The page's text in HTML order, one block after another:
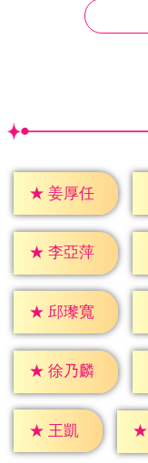
★ 姜厚任
★ 李亞萍
★ 邱瓈寬
★ 徐乃麟
★ 王凱 ★